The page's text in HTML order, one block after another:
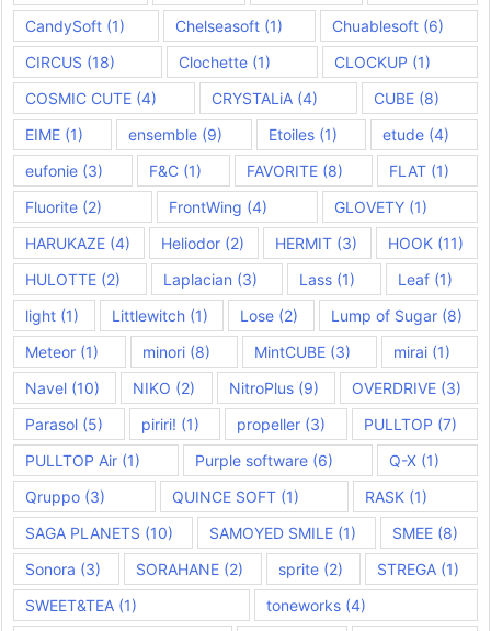
CandySoft (1) Chelseasoft(1) Chuablesoft (6)
CIRCUS (18) Clochette (1) CLOCKUP (1)
COSMIC CUTE (4) CRYSTALiA (4) CUBE(8)
EIME (1) ensemble (9) Etoiles(1) etude(4)
eufonie (3) F&C(1) FAVORITE (8) FLAT(1)
Fluorite (2) FrontWing (4) GLOVETY (1)
HARUKAZE (4) Heliodor (2) HERMIT (3) HOOK (11)
HULOTTE (2) Laplacian (3) Lass (1) Leaf(1)
light (1) Littlewitch(1) Lose (2) Lump of Sugar(8)
Meteor (1) minori(8) MintCUBE(3) mirai (1)
Navel (10) NIKO (2) NitroPlus(9) OVERDRIVE(3)
Parasol (5) piriri! (1) propeller (3) PULLTOP (7)
PULLTOP Air (1) Purple software (6) Q-X(1)
Qruppo (3) QUINCE SOFT(1) RASK (1)
SAGA PLANETS (10) SAMOYED SMILE (1) SMEE (8)
Sonora (3) SORAHANE(2) sprite(2) STREGA (1)
SWEET&TEA (1) toneworks(4)